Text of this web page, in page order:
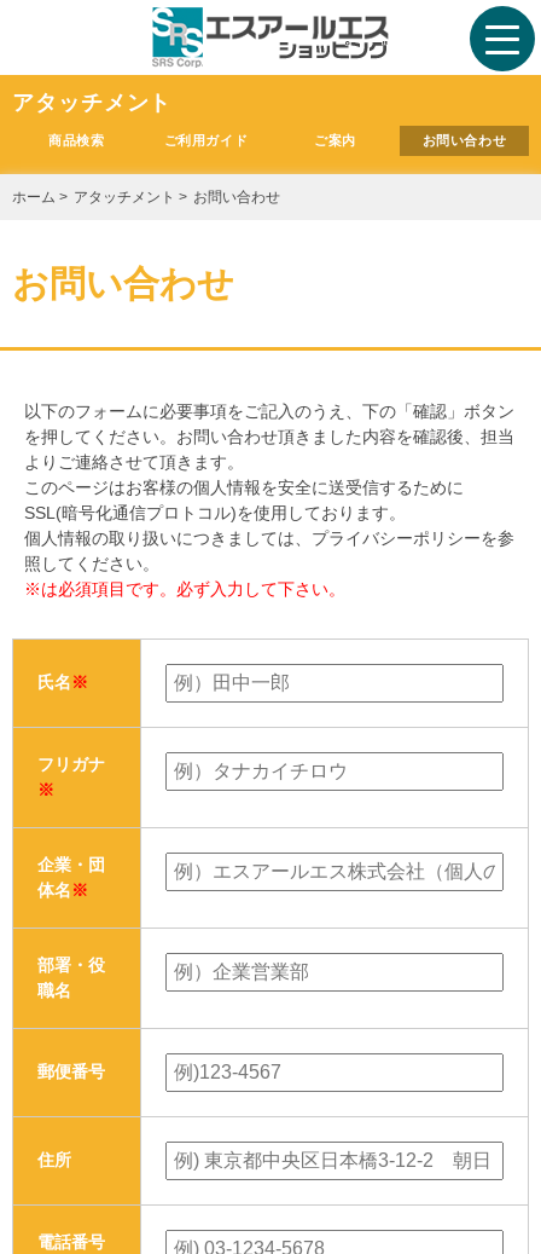
アタッチメント
商品検索 ご利用ガイド ご案内 お問い合わせ
ホーム > アタッチメント > お問い合わせ
お問い合わせ
以下のフォームに必要事項をご記入のうえ、下の「確認」ボタン
を押してください。お問い合わせ頂きました内容を確認後、担当
よりご連絡させて頂きます。
このページはお客様の個人情報を安全に送受信するために
SSL(暗号化通信プロトコル)を使用しております。
個人情報の取り扱いにつきましては、 プライバシーポリシーを参
照してください。
※は必須項目です。必ず入力して下さい。
氏名※
フリガナ
※
企業・団
体名※
部署・役
職名
郵便番号
住所
電話番号